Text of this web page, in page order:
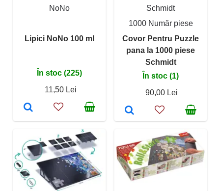
NoNo
Lipici NoNo 100 ml
În stoc (225)
11,50 Lei
Schmidt
1000 Număr piese
Covor Pentru Puzzle
pana la 1000 piese
Schmidt
În stoc (1)
90,00 Lei